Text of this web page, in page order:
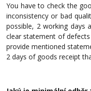
You have to check the
inconsistency or bad
possible, 2 working days
clear statement of
provide mentioned
2 days of goods receipt